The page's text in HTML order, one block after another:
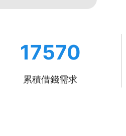
17570
累積借錢需求